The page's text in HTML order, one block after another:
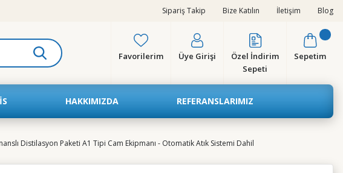
Sipariş Takip Bize Katılın İletişim Blog
Favorilerim Üye Girişi
Özel İndirim
Sepeti
Sepetim
HAKKIMIZDA REFERANSLARIMIZ
Distilasyon Paketi A1 Tipi Cam Ekipmanı - Otomatik Atık Sistemi Dahil